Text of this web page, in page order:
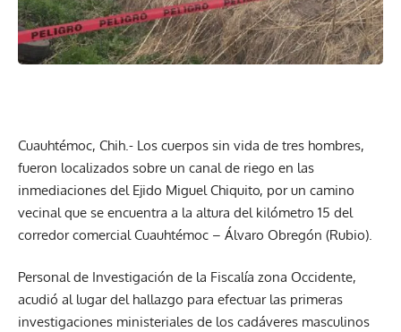
Cuauhtémoc, Chih.- Los cuerpos sin vida de tres hombres,
fueron localizados sobre un canal de riego en las
inmediaciones del Ejido Miguel Chiquito, por un camino
vecinal que se encuentra a la altura del kilómetro 15 del
corredor comercial Cuauhtémoc – Álvaro Obregón (Rubio).
Personal de Investigación de la Fiscalía zona Occidente,
acudió al lugar del hallazgo para efectuar las primeras
investigaciones ministeriales de los cadáveres masculinos